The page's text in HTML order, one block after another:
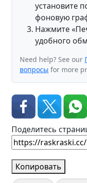
установите
фоновую
Нажмите
удобного
Need help? See our
вопросы for more
Поделитесь
Копировать